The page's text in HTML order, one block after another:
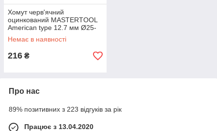
Хомут черв'ячний
оцинкований MASTERTOOL
American type 12.7 мм Ø25-
40 мм 25 шт 20-1958 SPL
Немає в наявності
216 ₴
Про нас
89% позитивних з 223 відгуків за рік
Працює з 13.04.2020